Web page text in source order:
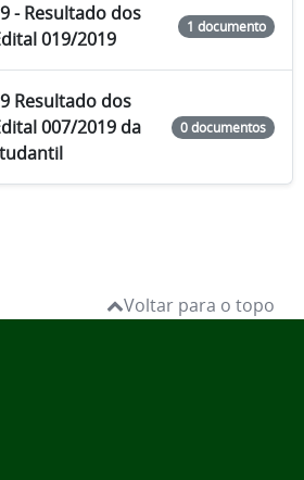
- Resultado dos
019/2019
1 documento
Resultado dos
007/2019 da
0 documentos
Voltar para o topo